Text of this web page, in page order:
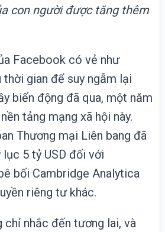
con người được tăng thêm
Facebook có vẻ như
thời gian để suy ngẫm lại
biến động đã qua, một năm
tảng mạng xã hội này.
Thương mại Liên bang đã
5 tỷ USD đối với
bối Cambridge Analytica
riêng tư khác.
nhắc đến tương lai, và